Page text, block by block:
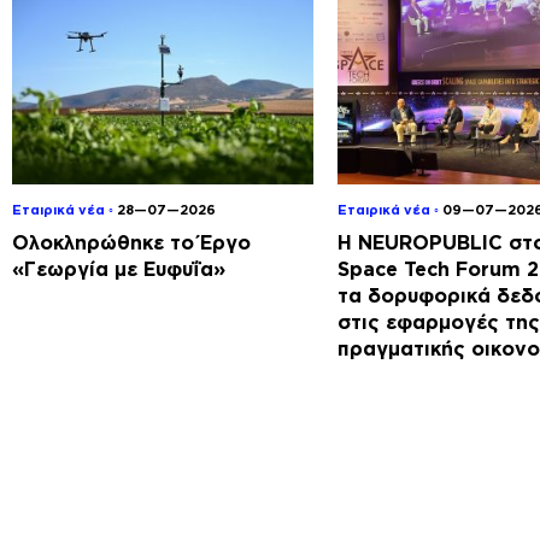
Εταιρικά νέα ◦ 28—07—2026
Ολοκληρώθηκε το Έργο
«Γεωργία με Ευφυΐα»
Εταιρικά νέα ◦
Η NEUROPUBLIC
Space Tech Forum
τα δορυφορικά
στις εφαρμογές της
πραγματικής